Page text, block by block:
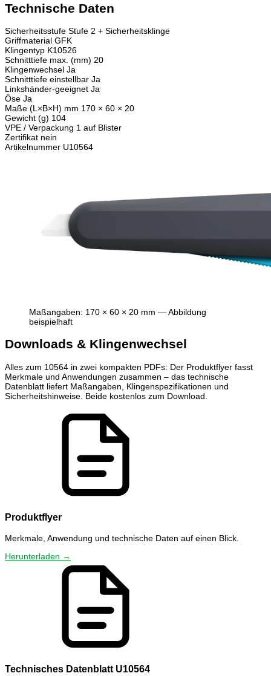
Technische Daten
Sicherheitsstufe Stufe 2 + Sicherheitsklinge
Griffmaterial GFK
Klingentyp K10526
Schnitttiefe max. (mm) 20
Klingenwechsel Ja
Schnitttiefe einstellbar Ja
Linkshänder-geeignet Ja
Öse Ja
Maße (L×B×H) mm 170 × 60 × 20
Gewicht (g) 104
VPE / Verpackung 1 auf Blister
Zertifikat nein
Artikelnummer U10564
Maßangaben: 170 × 60 × 20 mm — Abbildung
beispielhaft
Downloads & Klingenwechsel
Alles zum 10564 in zwei kompakten PDFs: Der Produktflyer fasst
Merkmale und Anwendungen zusammen – das technische
Datenblatt liefert Maßangaben, Klingenspezifikationen und
Sicherheitshinweise. Beide kostenlos zum Download.
Produktflyer
Merkmale, Anwendung und technische Daten auf einen Blick.
Herunterladen →
Technisches Datenblatt U10564